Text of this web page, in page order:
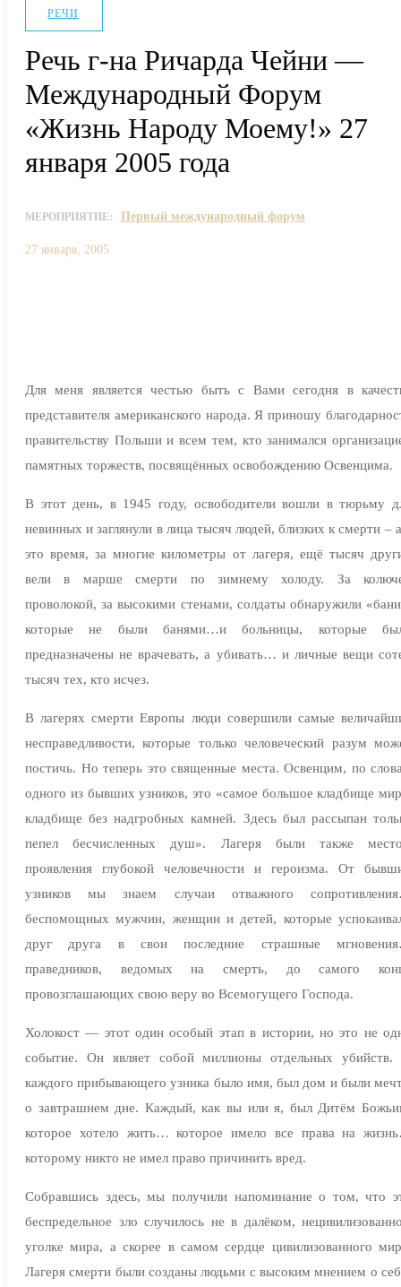
РЕЧИ
Речь г-на Ричарда Чейни —
Международный Форум
«Жизнь Народу Моему!» 27
января 2005 года
МЕРОПРИЯТИЕ: Первый международный форум
27 января, 2005
Для меня является честью быть с Вами сегодня в
представителя американского народа. Я приношу
правительству Польши и всем тем, кто занимался
памятных торжеств, посвящённых освобождению Освенцима.
В этот день, в 1945 году, освободители вошли в тюрьму
невинных и заглянули в лица тысяч людей, близких к смерти –
это время, за многие километры от лагеря, ещё тысяч
вели в марше смерти по зимнему холоду. За
проволокой, за высокими стенами, солдаты обнаружили
которые не были банями…и больницы, которые
предназначены не врачевать, а убивать… и личные вещи
тысяч тех, кто исчез.
В лагерях смерти Европы люди совершили самые
несправедливости, которые только человеческий разум
постичь. Но теперь это священные места. Освенцим, по
одного из бывших узников, это «самое большое кладбище
кладбище без надгробных камней. Здесь был рассыпан
пепел бесчисленных душ». Лагеря были также
проявления глубокой человечности и героизма. От
узников мы знаем случаи отважного
беспомощных мужчин, женщин и детей, которые
друг друга в свои последние страшные
праведников, ведомых на смерть, до самого
провозглашающих свою веру во Всемогущего Господа.
Холокост — этот один особый этап в истории, но это не
событие. Он являет собой миллионы отдельных
каждого прибывающего узника было имя, был дом и были
о завтрашнем дне. Каждый, как вы или я, был Дитём
которое хотело жить… которое имело все права на
которому никто не имел право причинить вред.
Собравшись здесь, мы получили напоминание о том, что
беспредельное зло случилось не в далёком,
уголке мира, а скорее в самом сердце цивилизованного
Лагеря смерти были созданы людьми с высоким мнением о